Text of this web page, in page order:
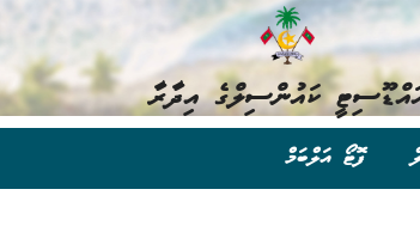
ކައުންސިލްގެ އިދާރާ
ފޮޓޯ އަލްބަމް